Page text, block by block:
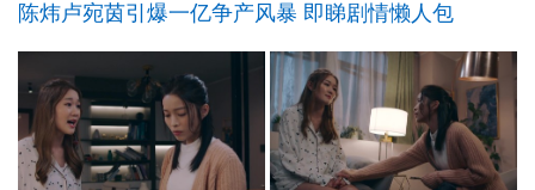
陈炜卢宛茵引爆一亿争产风暴 即睇剧情懒人包